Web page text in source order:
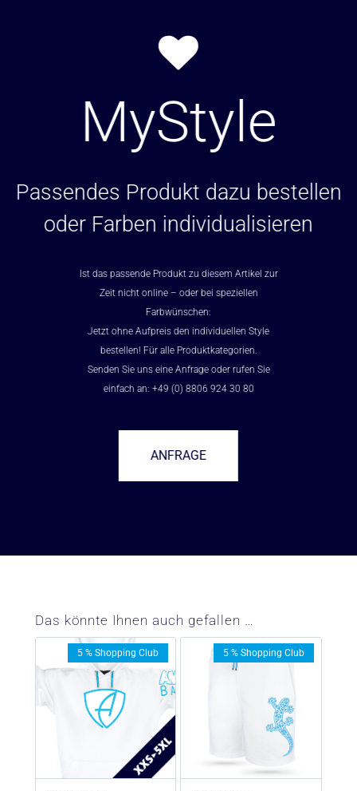
MyStyle
Passendes Produkt dazu bestellen
oder Farben individualisieren
Ist das passende Produkt zu diesem Artikel zur
Zeit nicht online – oder bei speziellen
Farbwünschen:
Jetzt ohne Aufpreis den individuellen Style
bestellen! Für alle Produktkategorien.
Senden Sie uns eine Anfrage oder rufen Sie
einfach an: +49 (0) 8806 924 30 80
ANFRAGE
Das könnte Ihnen auch gefallen …
5 % Shopping Club 5 % Shopping Club